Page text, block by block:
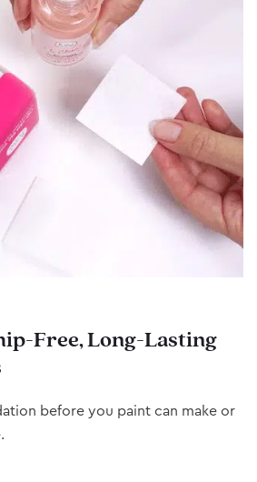
Free, Long-Lasting
before you paint can make or